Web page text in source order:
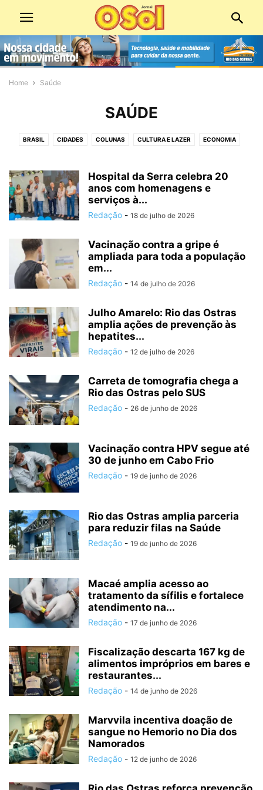
Home Saúde
SAÚDE
BRASIL CIDADES COLUNAS CULTURA E LAZER ECONOMIA
EMPREGO ESPIRITUALIDADE ESPORTE MEIO AMBIENTE
MOBILIDADE URBANA PANORAMA POLÍTICO PATROCINADO
POLICIAL POLÍTICA SAÚDE SERVIÇOS PÚBLICOS
TECNOLOGIA VÍDEO
Hospital da Serra celebra 20
anos com homenagens e
serviços à...
Redação - 18 de julho de 2026
Vacinação contra a gripe é
ampliada para toda a população
em...
Redação - 14 de julho de 2026
Julho Amarelo: Rio das Ostras
amplia ações de prevenção às
hepatites...
Redação - 12 de julho de 2026
Carreta de tomografia chega a
Rio das Ostras pelo SUS
Redação - 26 de junho de 2026
Vacinação contra HPV segue até
30 de junho em Cabo Frio
Redação - 19 de junho de 2026
Rio das Ostras amplia parceria
para reduzir filas na Saúde
Redação - 19 de junho de 2026
Macaé amplia acesso ao
tratamento da sífilis e fortalece
atendimento na...
Redação - 17 de junho de 2026
Fiscalização descarta 167 kg de
alimentos impróprios em bares e
restaurantes...
Redação - 14 de junho de 2026
Marvvila incentiva doação de
sangue no Hemorio no Dia dos
Namorados
Redação - 12 de junho de 2026